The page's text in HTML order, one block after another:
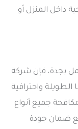
داخل المنزل أو
بجدة، فإن شركة
الطويلة واحترافية
جميع أنواع
ضمان جودة